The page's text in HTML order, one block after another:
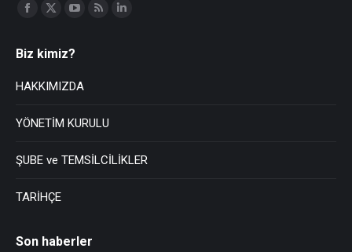
Find us on:
Biz kimiz?
HAKKIMIZDA
YÖNETİM KURULU
ŞUBE ve TEMSİLCİLİKLER
TARİHÇE
Son haberler